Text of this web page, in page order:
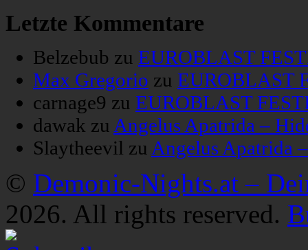
Letzte Kommentare
Belzebub zu EUROBLAST
Max Gregorio zu EUROBLAST
carnage9 zu EUROBLAST
dawak zu Angelus Apatrida –
Slaytheevil zu Angelus Apatrida
© Demonic-Nights.at –
2026. All rights reserved.